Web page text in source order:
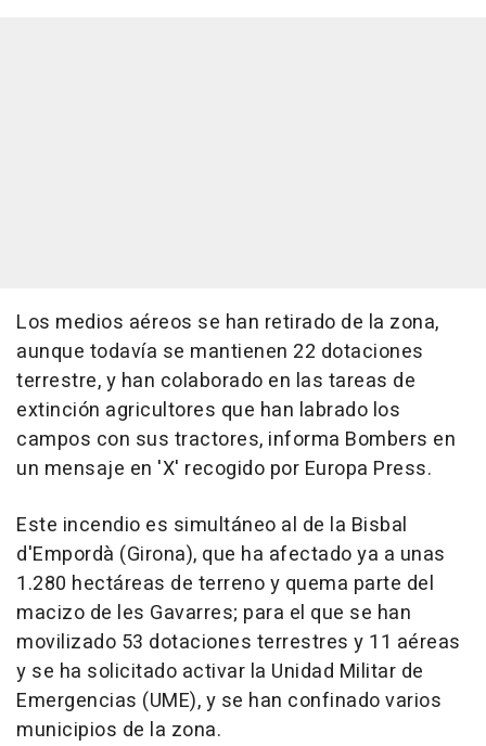
Los medios aéreos se han retirado de la zona,
aunque todavía se mantienen 22 dotaciones
terrestre, y han colaborado en las tareas de
extinción agricultores que han labrado los
campos con sus tractores, informa Bombers en
un mensaje en 'X' recogido por Europa Press.
Este incendio es simultáneo al de la Bisbal
d'Empordà (Girona), que ha afectado ya a unas
1.280 hectáreas de terreno y quema parte del
macizo de les Gavarres; para el que se han
movilizado 53 dotaciones terrestres y 11 aéreas
y se ha solicitado activar la Unidad Militar de
Emergencias (UME), y se han confinado varios
municipios de la zona.